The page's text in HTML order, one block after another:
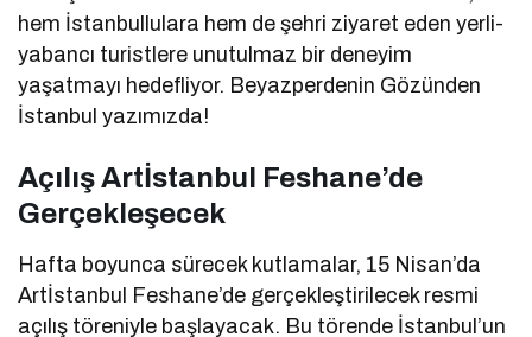
hem İstanbullulara hem de şehri ziyaret eden yerli-
yabancı turistlere unutulmaz bir deneyim
yaşatmayı hedefliyor. Beyazperdenin Gözünden
İstanbul yazımızda!
Açılış Artİstanbul Feshane’de
Gerçekleşecek
Hafta boyunca sürecek kutlamalar, 15 Nisan’da
Artİstanbul Feshane’de gerçekleştirilecek resmi
açılış töreniyle başlayacak. Bu törende İstanbul’un